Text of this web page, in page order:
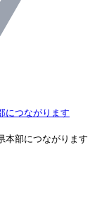
につながります
本部につながります